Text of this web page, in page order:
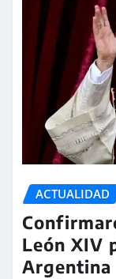
ACTUALIDAD
León XIV
Argentina